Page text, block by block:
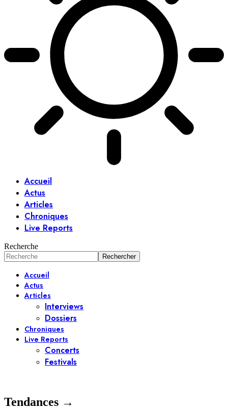
Accueil
Actus
Articles
Chroniques
Live Reports
Recherche
Accueil
Actus
Articles
Interviews
Dossiers
Chroniques
Live Reports
Concerts
Festivals
Tendances →